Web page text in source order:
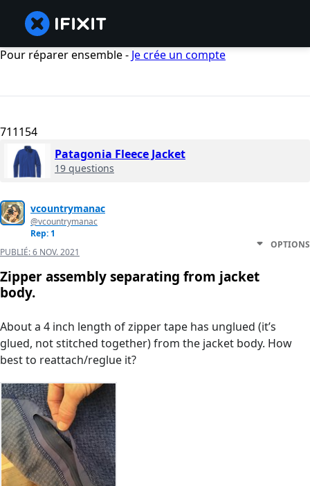
Pour réparer ensemble - Je crée un compte
711154
Patagonia Fleece Jacket
19 questions
vcountrymanac
@vcountrymanac
Rep: 1
PUBLIÉ:6 NOV. 2021
OPTIONS
Zipper assembly separating from jacket
body.
About a 4 inch length of zipper tape has unglued (it’s
glued, not stitched together) from the jacket body. How
best to reattach/reglue it?